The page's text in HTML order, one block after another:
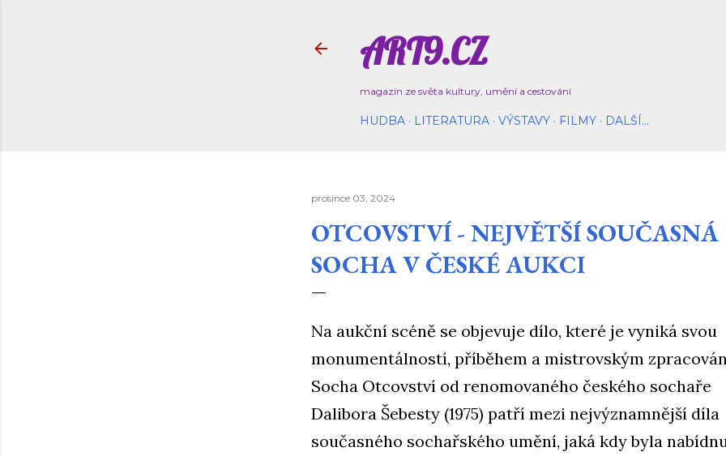
ART9.CZ
magazín ze světa kultury, umění a cestování
HUDBA LITERATURA VÝSTAVY FILMY DALŠÍ…
prosince 03, 2024
OTCOVSTVÍ - NEJVĚTŠÍ SOUČASNÁ
SOCHA V ČESKÉ AUKCI
Na aukční scéně se objevuje dílo, které je vyniká svou
monumentálností, příběhem a mistrovským
Socha Otcovství od renomovaného českého sochaře
Dalibora Šebesty (1975) patří mezi nejvýznamnější díla
současného sochařského umění, jaká kdy byla